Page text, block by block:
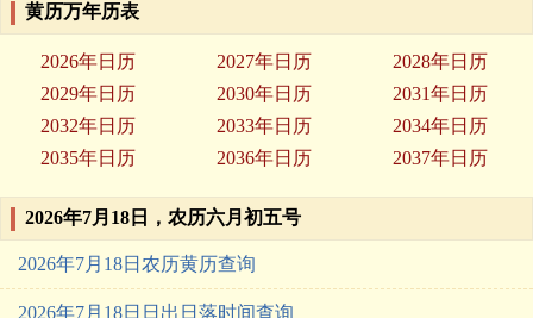
黄历万年历表
2026年日历 2027年日历
2028年日历
2029年日历
2030年日历
2031年日历
2032年日历
2033年日历
2034年日历
2035年日历
2036年日历 2037年日历
2026年7月18日，农历六月初五号
2026年7月18日农历黄历查询
2026年7月18日日出日落时间查询